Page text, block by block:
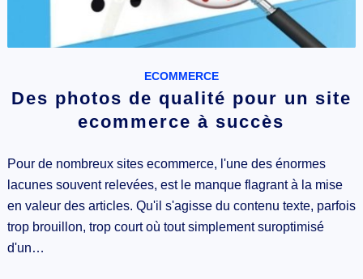
ECOMMERCE
Des photos de qualité pour un site
ecommerce à succès
Pour de nombreux sites ecommerce, l'une des énormes
lacunes souvent relevées, est le manque flagrant à la mise
en valeur des articles. Qu'il s'agisse du contenu texte, parfois
trop brouillon, trop court où tout simplement suroptimisé
d'un…